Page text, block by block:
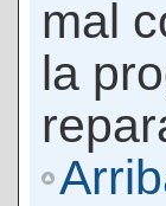
mal
la